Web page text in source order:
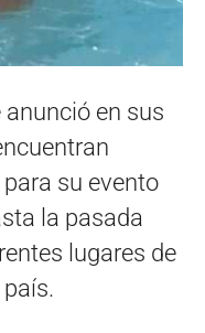
en sus
su evento
la pasada
lugares de